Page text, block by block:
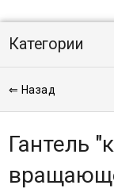
Категории
⇐ Назад
Гантель